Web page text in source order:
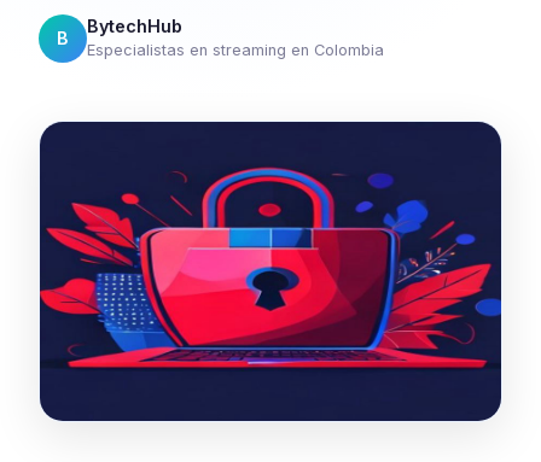
B
BytechHub
Especialistas en streaming en Colombia